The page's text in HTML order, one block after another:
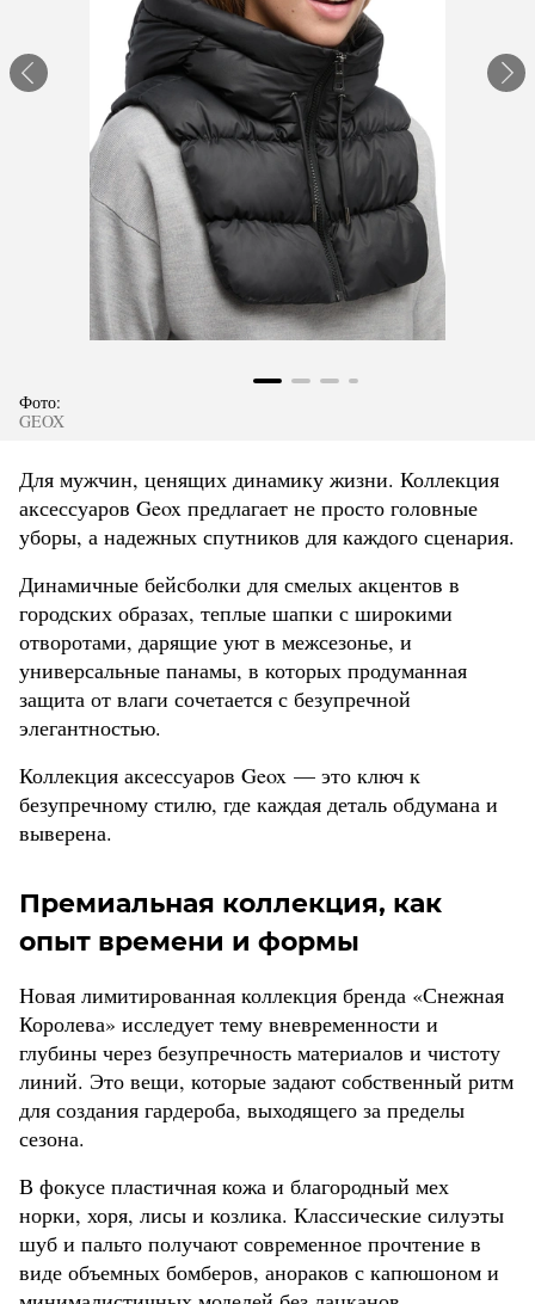
Фото:
GEOX
Для мужчин, ценящих динамику жизни. Коллекция
аксессуаров Geox предлагает не просто головные
уборы, а надежных спутников для каждого сценария.
Динамичные бейсболки для смелых акцентов в
городских образах, теплые шапки с широкими
отворотами, дарящие уют в межсезонье, и
универсальные панамы, в которых продуманная
защита от влаги сочетается с безупречной
элегантностью.
Коллекция аксессуаров Geox — это ключ к
безупречному стилю, где каждая деталь обдумана и
выверена.
Премиальная коллекция, как
опыт времени и формы
Новая лимитированная коллекция бренда «Снежная
Королева» исследует тему вневременности и
глубины через безупречность материалов и чистоту
линий. Это вещи, которые задают собственный ритм
для создания гардероба, выходящего за пределы
сезона.
В фокусе пластичная кожа и благородный мех
норки, хоря, лисы и козлика. Классические силуэты
шуб и пальто получают современное прочтение в
виде объемных бомберов, анораков с капюшоном и